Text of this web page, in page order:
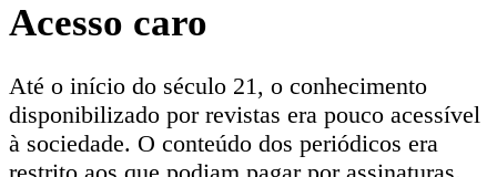
Acesso caro
Até o início do século 21, o conhecimento
disponibilizado por revistas era pouco acessível
à sociedade. O conteúdo dos periódicos era